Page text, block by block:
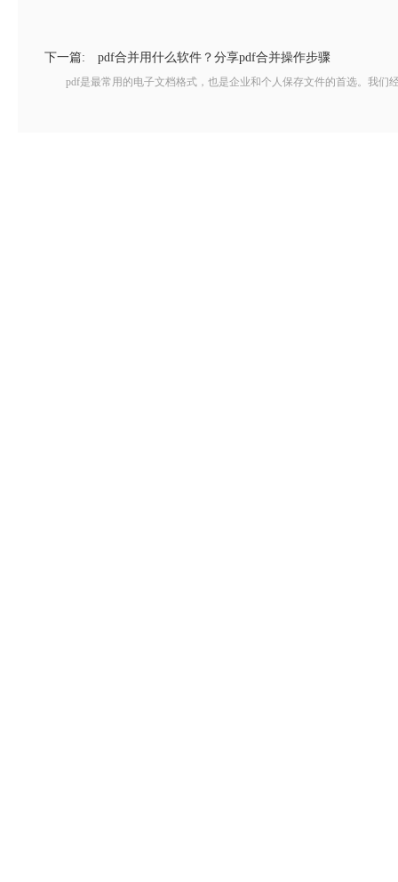
下一篇: pdf合并用什么软件？分享pdf合并操作步骤
pdf是最常用的电子文档格式，也是企业和个人保存文件的首选。我们